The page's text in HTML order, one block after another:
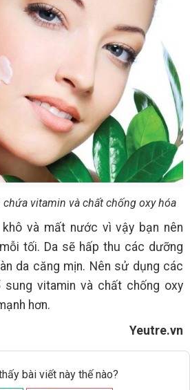
vitamin và chất chống oxy hóa
và mất nước vì vậy bạn nên
tối. Da sẽ hấp thu các dưỡng
da căng mịn. Nên sử dụng các
sung vitamin và chất chống oxy
hơn.
Yeutre.vn
bài viết này thế nào?